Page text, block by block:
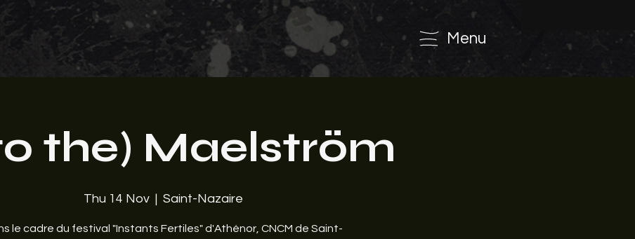
Menu
the) Maelström
Thu 14 Nov
  |
Saint-Nazaire
le cadre du festival "Instants Fertiles" d'Athénor, CNCM de Saint-